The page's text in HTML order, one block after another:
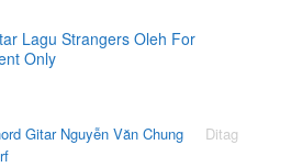
Lagu Strangers Oleh For
Only
Gitar Nguyễn Văn Chung
Ditag